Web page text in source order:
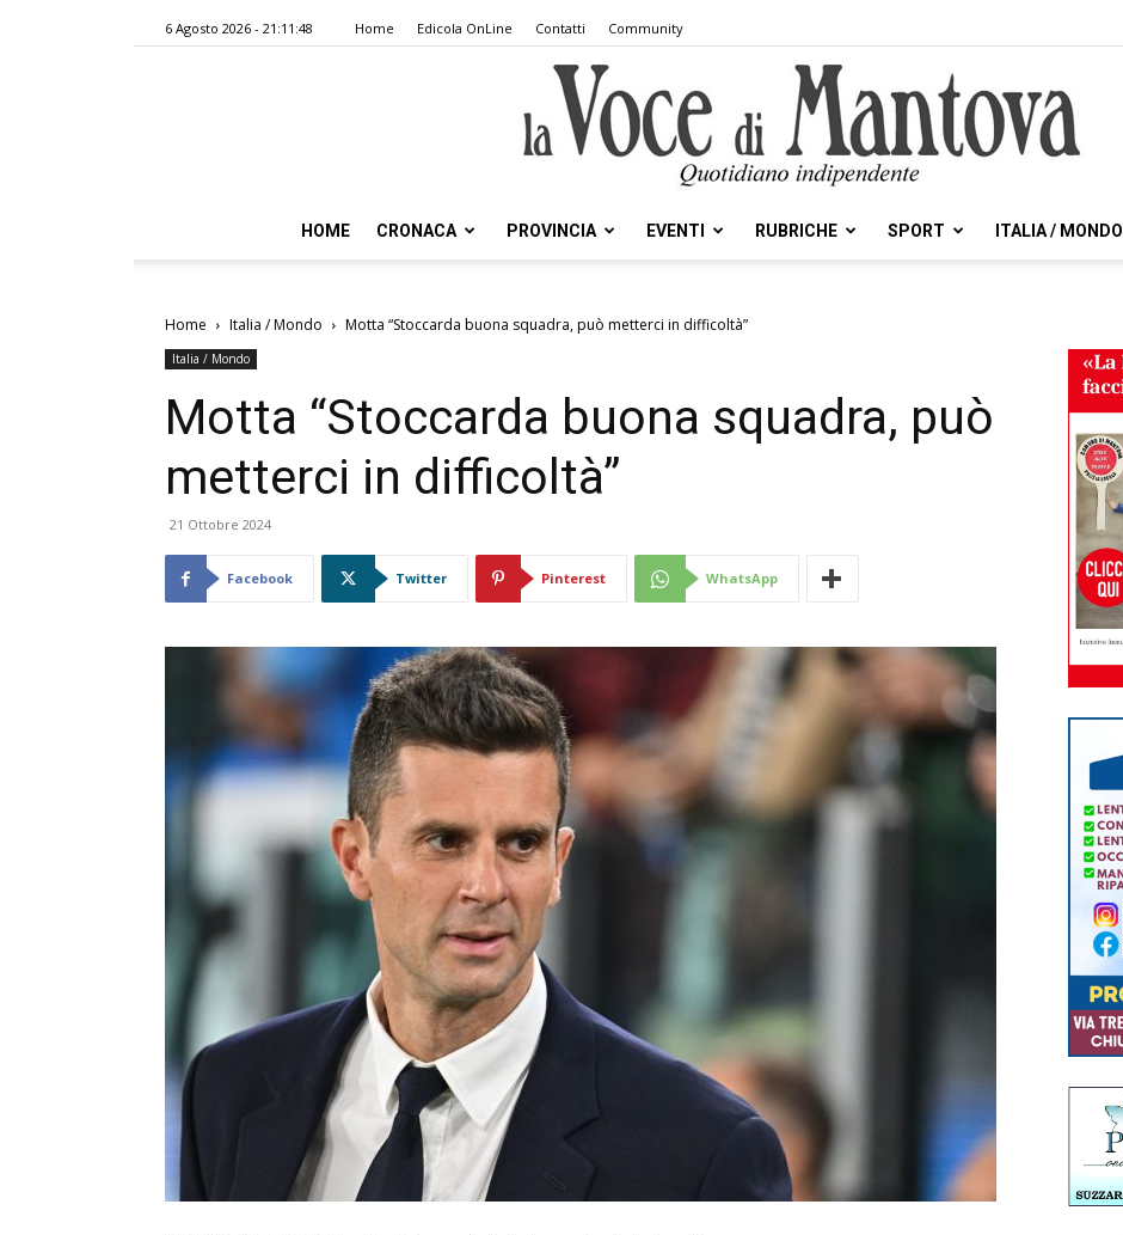
6 Agosto 2026 - 21:11:48 Home Edicola OnLine Contatti Community
Voce
Mantova
HOME CRONACA PROVINCIA EVENTI RUBRICHE SPORT ITALIA / MONDO
Home Italia / Mondo Motta “Stoccarda buona squadra, può metterci in difficoltà”
Italia / Mondo
Motta “Stoccarda buona squadra, può
metterci in difficoltà”
21 Ottobre 2024
Facebook Twitter Pinterest WhatsApp